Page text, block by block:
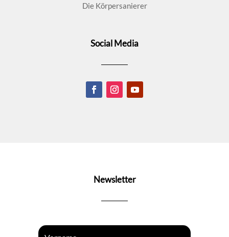
Die Körpersanierer
Social Media
Newsletter